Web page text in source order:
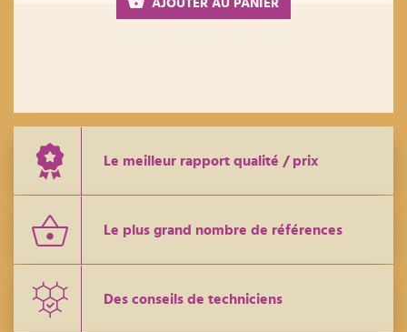
AJOUTER AU PANIER
Le meilleur rapport qualité / prix
Le plus grand nombre de références
Des conseils de techniciens